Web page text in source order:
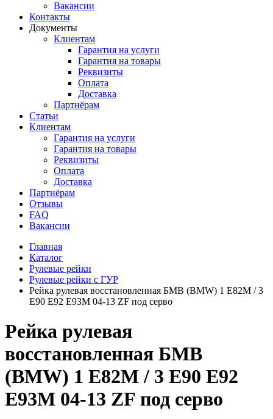
Вакансии
Контакты
Документы
Клиентам
Гарантия на услуги
Гарантия на товары
Реквизиты
Оплата
Доставка
Партнёрам
Статьи
Клиентам
Гарантия на услуги
Гарантия на товары
Реквизиты
Оплата
Доставка
Партнёрам
Отзывы
FAQ
Вакансии
Главная
Каталог
Рулевые рейки
Рулевые рейки с ГУР
Рейка рулевая восстановленная БМВ (BMW) 1 E82M / 3
E90 E92 E93M 04-13 ZF под серво
Рейка рулевая
восстановленная БМВ
(BMW) 1 E82M / 3 E90 E92
E93M 04-13 ZF под серво